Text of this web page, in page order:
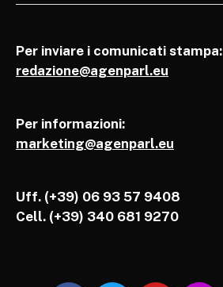
Per inviare i comunicati stampa:
redazione@agenparl.eu
Per informazioni:
marketing@agenparl.eu
Uff. (+39) 06 93 57 9408
Cell. (+39) 340 681 9270